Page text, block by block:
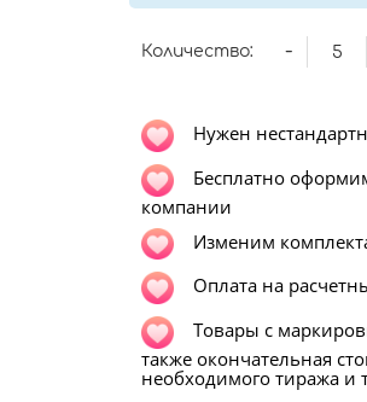
Количество: -
Нужен
Бесплатно оформим
компании
Изменим
Оплата на
Товары с
также окончательная
необходимого тиража и